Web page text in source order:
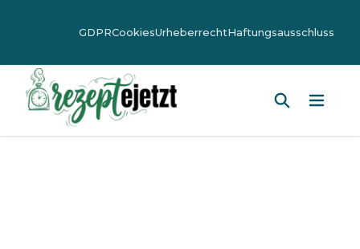
GDPRCookiesUrheberrechtHaftungsausschluss